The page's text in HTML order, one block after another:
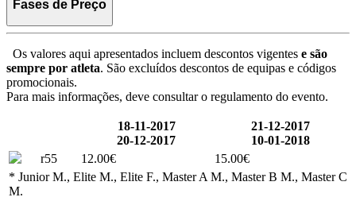
Fases de Preço
Os valores aqui apresentados incluem descontos vigentes e são
sempre por atleta. São excluídos descontos de equipas e códigos
promocionais.
Para mais informações, deve consultar o regulamento do evento.
18-11-2017
20-12-2017
21-12-2017
10-01-2018
r55
12.00€
15.00€
* Junior M., Elite M., Elite F., Master A M., Master B M., Master C
M.